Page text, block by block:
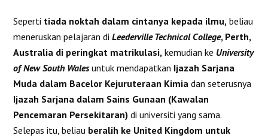
Seperti tiada noktah dalam cintanya kepada ilmu, beliau
meneruskan pelajaran diLeederville Technical College, Perth,
Australia di peringkat matrikulasi, kemudian ke University
of New South Walesuntuk mendapatkan Ijazah Sarjana
Muda dalam Bacelor Kejuruteraan Kimia dan seterusnya
Ijazah Sarjana dalam Sains Gunaan (Kawalan
Pencemaran Persekitaran) di universiti yang sama.
Selepas itu, beliau beralih ke United Kingdom untuk